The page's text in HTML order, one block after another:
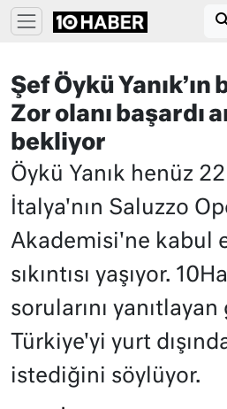
Şef Öykü
Zor olanı başardı
bekliyor
Öykü Yanık henüz 22
İtalya'nın Saluzzo
Akademisi'ne kabul
sıkıntısı yaşıyor.
sorularını
Türkiye'yi yurt
istediğini söylüyor.